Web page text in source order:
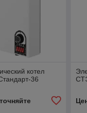
котел
36